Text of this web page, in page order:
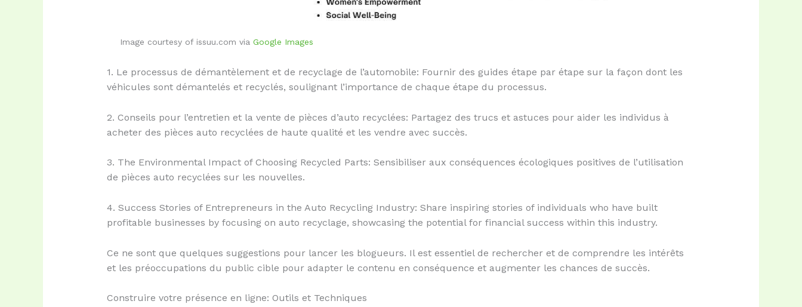
Image courtesy of issuu.com via Google Images
1. Le processus de démantèlement et de recyclage de l’automobile: Fournir des guides étape par étape sur la façon dont les
véhicules sont démantelés et recyclés, soulignant l’importance de chaque étape du processus.
2. Conseils pour l’entretien et la vente de pièces d’auto recyclées: Partagez des trucs et astuces pour aider les individus à
acheter des pièces auto recyclées de haute qualité et les vendre avec succès.
3. The Environmental Impact of Choosing Recycled Parts: Sensibiliser aux conséquences écologiques positives de l’utilisation
de pièces auto recyclées sur les nouvelles.
4. Success Stories of Entrepreneurs in the Auto Recycling Industry: Share inspiring stories of individuals who have built
profitable businesses by focusing on auto recyclage, showcasing the potential for financial success within this industry.
Ce ne sont que quelques suggestions pour lancer les blogueurs. Il est essentiel de rechercher et de comprendre les intérêts
et les préoccupations du public cible pour adapter le contenu en conséquence et augmenter les chances de succès.
Construire votre présence en ligne: Outils et Techniques